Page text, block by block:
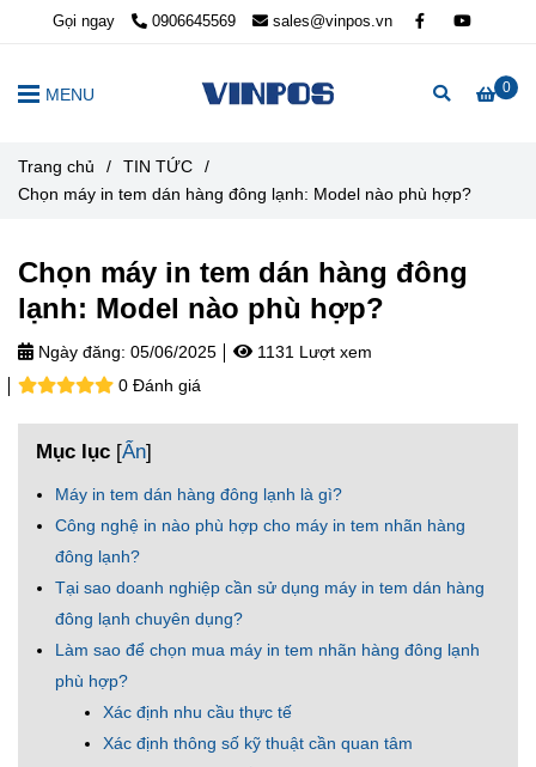
Chọn máy in tem dán hàng đông
lạnh: Model nào phù hợp?
Ngày đăng: 05/06/2025
1131 Lượt xem
0 Đánh giá
Mục lục [Ẩn]
Máy in tem dán hàng đông lạnh là gì?
Công nghệ in nào phù hợp cho máy in tem nhãn hàng
đông lạnh?
Tại sao doanh nghiệp cần sử dụng máy in tem dán hàng
đông lạnh chuyên dụng?
Làm sao để chọn mua máy in tem nhãn hàng đông lạnh
phù hợp?
Xác định nhu cầu thực tế
Xác định thông số kỹ thuật cần quan tâm
Trang chủ / TIN TỨC
/
Chọn máy in tem dán hàng đông lạnh: Model nào phù hợp?
Gọi ngay 0906645569 sales@vinpos.vn
0
MENU